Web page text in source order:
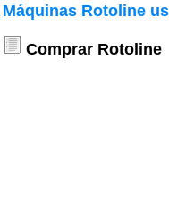
Máquinas Rotoline
Comprar Rotoline